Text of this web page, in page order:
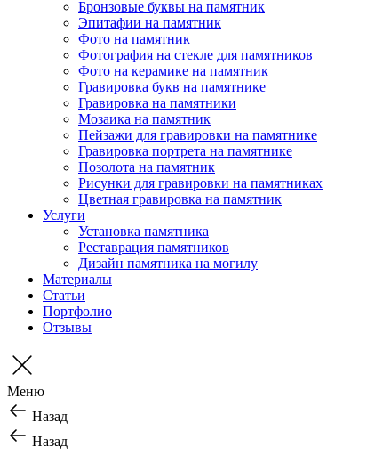
Бронзовые буквы на памятник
Эпитафии на памятник
Фото на памятник
Фотография на стекле для памятников
Фото на керамике на памятник
Гравировка букв на памятнике
Гравировка на памятники
Мозаика на памятник
Пейзажи для гравировки на памятнике
Гравировка портрета на памятнике
Позолота на памятник
Рисунки для гравировки на памятниках
Цветная гравировка на памятник
Услуги
Установка памятника
Реставрация памятников
Дизайн памятника на могилу
Материалы
Статьи
Портфолио
Отзывы
Меню
Назад
Назад